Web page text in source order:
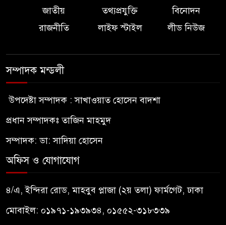
জাতীয়
তথ্যপ্রযুক্তি
বিনোদন
রাজনীতি
লাইফ স্টাইল লীড নিউজ
সম্পাদক মন্ডলী
উপদেষ্টা সম্পাদক : সাখাওয়াত হোসেন বাদশা
প্রধান সম্পাদকঃ তাজিন মাহমুদ
সম্পাদক: ডা: সাদিয়া হোসেন
অফিস ও যোগাযোগ
৪/এ, ইন্দিরা রোড, মাহবুব প্লাজা (২য় তলা) ফার্মগেট, ঢাকা
মোবাইল: ০১৯৭১-১৯৩৯৩৪, ০১৫৫২-৩১৮৩৩৯